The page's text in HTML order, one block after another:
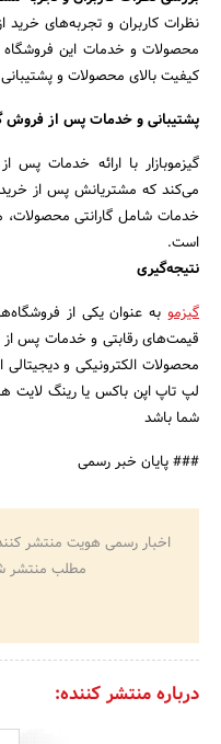
نظرات کاربران و تجربه‌های خرید
محصولات و خدمات این فروشگاه
کیفیت بالای محصولات و پشتیبانی
پشتیبانی و خدمات پس از فروش
گیزموبازار با ارائه خدمات
می‌کند که مشتریانش پس از خرید
خدمات شامل گارانتی
است.
نتیجه‌گیری
گیزمو به عنوان یکی از
قیمت‌های رقابتی و خدمات پس
محصولات الکترونیکی و
لپ تاپ اپن باکس یا رینگ لایت
شما باشد
### پایان خبر رسمی
اخبار رسمی هویت منتشر
مطلب منتشر
درباره منتشر کننده: